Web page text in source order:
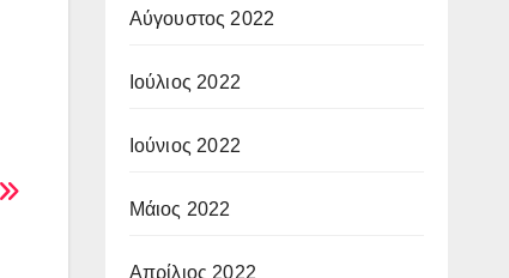
Αύγουστος 2022
Ιούλιος 2022
Ιούνιος 2022
Μάιος 2022
Απρίλιος 2022